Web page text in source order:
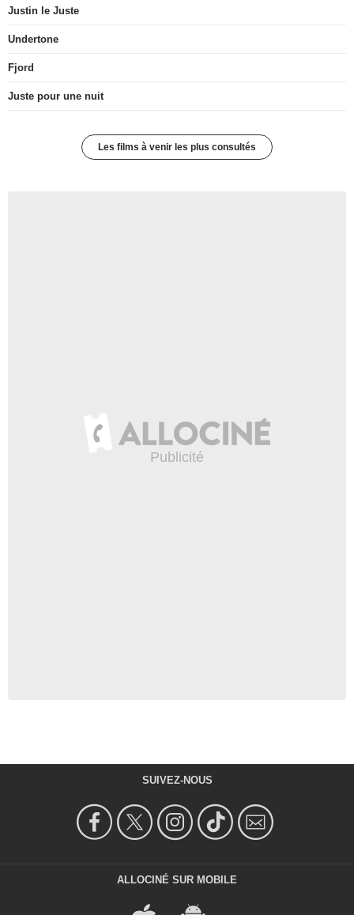
Justin le Juste
Undertone
Fjord
Juste pour une nuit
Les films à venir les plus consultés
SUIVEZ-NOUS
ALLOCINÉ SUR MOBILE